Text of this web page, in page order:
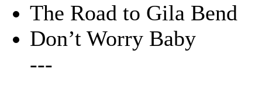
The Road to Gila Bend
Don’t Worry Baby
---